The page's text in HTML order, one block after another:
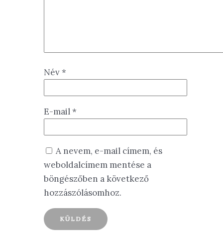
Név*
E-mail*
A nevem, e-mail címem, és
weboldalcímem mentése a
böngészőben a következő
hozzászólásomhoz.